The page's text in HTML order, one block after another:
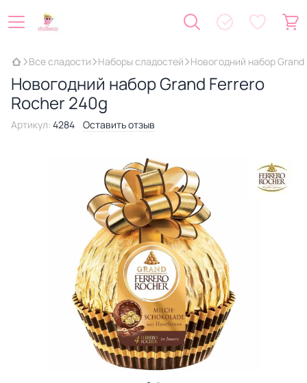
Все сладости Наборы сладостей Новогодний набор
Новогодний набор Grand Ferrero
Rocher 240g
Артикул: 4284 Оставить отзыв